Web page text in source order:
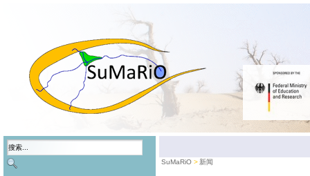
SuMaRiO 新闻